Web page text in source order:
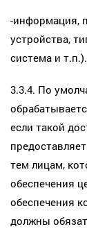
-информация,
устройства,
система и т.п.).
3.3.4. По
если такой
тем лицам,
обеспечения
обеспечения
должны